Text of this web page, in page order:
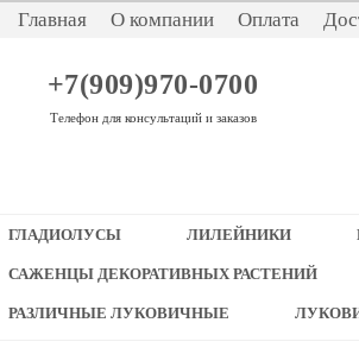
Главная О компании Оплата
+7(909)970-0700
Телефон для консультаций и заказов
ГЛАДИОЛУСЫ ЛИЛЕЙНИКИ
САЖЕНЦЫ ДЕКОРАТИВНЫХ РАСТЕНИЙ
РАЗЛИЧНЫЕ ЛУКОВИЧНЫЕ